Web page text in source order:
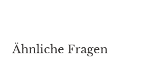
Ähnliche Fragen